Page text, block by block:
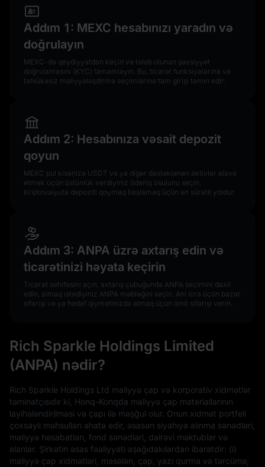
Addım 1: MEXC hesabınızı yaradın və
doğrulayın
MEXC-də qeydiyyatdan keçin və tələb olunan şəxsiyyət
doğrulamasını (KYC) tamamlayın. Bu, ticarət funksiyalarına və
təhlükəsiz maliyyələşdirmə seçimlərinə tam girişi təmin edir.
Addım 2: Hesabınıza vəsait depozit
qoyun
MEXC pul kisənizə USDT və ya digər dəstəklənən aktivlər əlavə
etmək üçün üstünlük verdiyiniz ödəniş üsulunu seçin.
Kriptovalyuta depoziti qoymaq başlamaq üçün ən sürətli yoldur.
Addım 3: ANPA üzrə axtarış edin və
ticarətinizi həyata keçirin
Ticarət səhifəsini açın, axtarış çubuğunda ANPA seçimini daxil
edin, almaq istədiyiniz ANPA məbləğini seçin. Ani icra üçün bazar
sifarişi və ya hədəf qiymətinizdə almaq üçün limit sifarişi verin.
Rich Sparkle Holdings Limited
(ANPA) nədir?
Rich Sparkle Holdings Ltd maliyyə çap və korporativ xidmətlər
təminatçısıdır ki, Honq-Konqda maliyyə çap materiallarının
layihələndirilməsi və çapı ilə məşğul olur. Onun xidmət portfeli
çoxsaylı məhsulları əhatə edir, əsasən siyahıya alınma sənədləri,
maliyyə hesabatları, fond sənədləri, dairəvi məktublar və
elanlar. Şirkətin əsas fəaliyyəti aşağıdakılardan ibarətdir: (i)
maliyyə çap xidmətləri, məsələn, çap, yazı qurma və tərcümə;